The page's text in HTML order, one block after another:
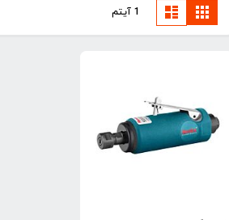
مشاهده
به
مشبکلیست 1 آیتم